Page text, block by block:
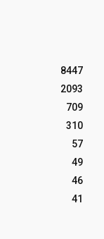
8447
2093
709
310
57
49
46
41